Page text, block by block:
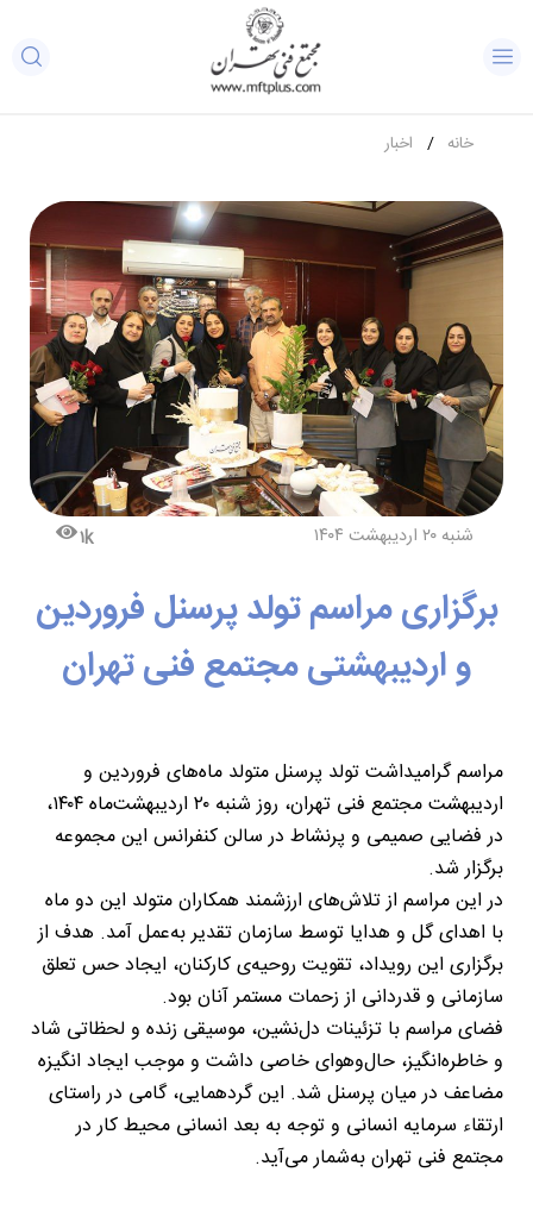
خانه اخبار
شنبه ۲۰ اردیبهشت ۱۴۰۴ ۱k
برگزاری مراسم تولد پرسنل فروردین
و اردیبهشتی مجتمع فنی تهران
مراسم گرامیداشت تولد پرسنل متولد ماه‌های فروردین و
اردیبهشت مجتمع فنی تهران، روز شنبه ۲۰ اردیبهشت‌ماه ۱۴۰۴،
در فضایی صمیمی و پرنشاط در سالن کنفرانس این مجموعه
برگزار شد.
در این مراسم از تلاش‌های ارزشمند همکاران متولد این دو ماه
با اهدای گل و هدایا توسط سازمان تقدیر به‌عمل آمد. هدف از
برگزاری این رویداد، تقویت روحیه‌ی کارکنان، ایجاد حس تعلق
سازمانی و قدردانی از زحمات مستمر آنان بود.
فضای مراسم با تزئینات دل‌نشین، موسیقی زنده و لحظاتی شاد
و خاطره‌انگیز، حال‌وهوای خاصی داشت و موجب ایجاد انگیزه
مضاعف در میان پرسنل شد. این گردهمایی، گامی در راستای
ارتقاء سرمایه انسانی و توجه به بعد انسانی محیط کار در
مجتمع فنی تهران به‌شمار می‌آید.